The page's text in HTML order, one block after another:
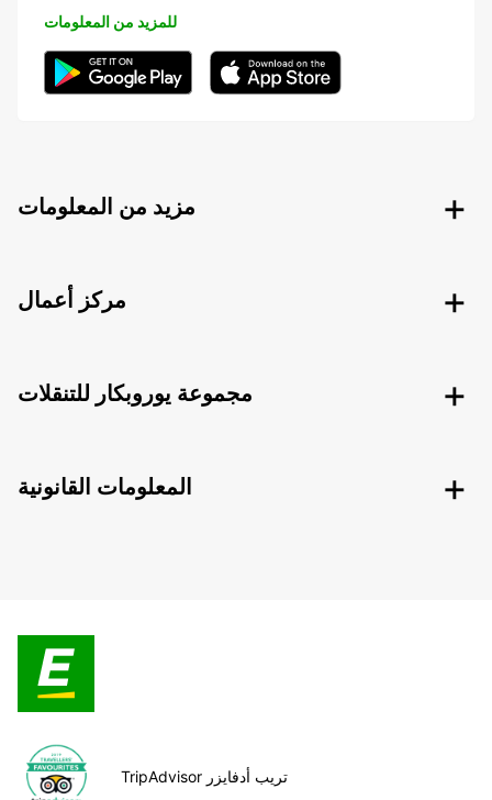
للمزيد من المعلومات
مزيد من المعلومات
مركز أعمال
مجموعة يوروبكار للتنقلات
المعلومات القانونية
TripAdvisor تريب أدفايزر